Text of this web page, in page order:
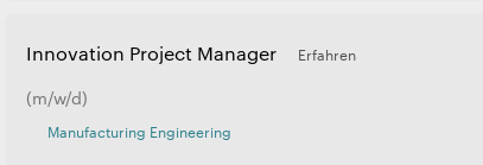
Innovation Project Manager Erfahren
(m/w/d)
Manufacturing Engineering